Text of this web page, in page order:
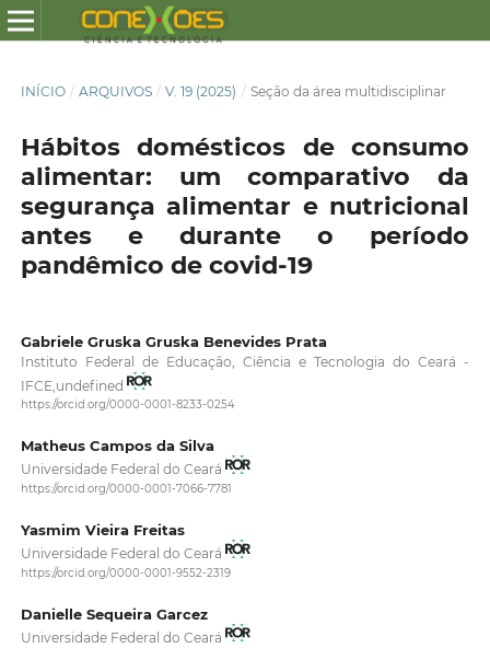
INÍCIO / ARQUIVOS / V. 19 (2025) / Seção da área multidisciplinar
Hábitos domésticos de consumo
alimentar: um comparativo da
segurança alimentar e nutricional
antes e durante o período
pandêmico de covid-19
Gabriele Gruska Gruska Benevides Prata
Instituto Federal de Educação, Ciência e Tecnologia do Ceará -
IFCE,undefined
https://orcid.org/0000-0001-8233-0254
Matheus Campos da Silva
Universidade Federal do Ceará
https://orcid.org/0000-0001-7066-7781
Yasmim Vieira Freitas
Universidade Federal do Ceará
https://orcid.org/0000-0001-9552-2319
Danielle Sequeira Garcez
Universidade Federal do Ceará